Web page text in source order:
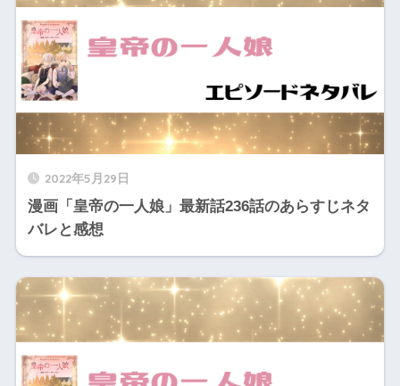
2022年5月29日
漫画「皇帝の一人娘」最新話236話のあらすじネタ
バレと感想